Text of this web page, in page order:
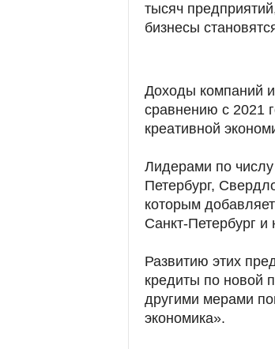
тысяч
бизнесы
Доходы компаний
сравнению с 2021
креативной
Лидерами по
Петербург,
которым
Санкт-Петербург и
Развитию этих
кредиты по новой
другими мерами
экономика».